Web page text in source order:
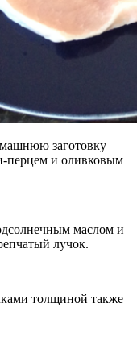
заготовку —
перцем и оливковым
маслом и
лучок.
толщиной также